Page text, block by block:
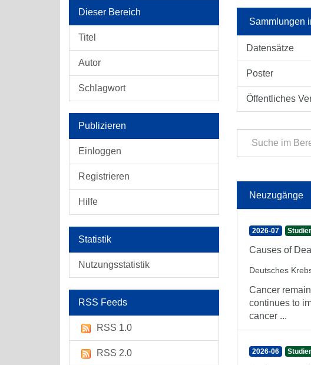
Dieser Bereich
Titel
Autor
Schlagwort
Publizieren
Einloggen
Registrieren
Hilfe
Statistik
Nutzungsstatistik
RSS Feeds
RSS 1.0
RSS 2.0
Sammlungen
Datensätze
Poster
Öffentliches
Neuzugänge
2026-07
Causes of
Deutsches
Cancer
continues to
cancer ...
2026-06